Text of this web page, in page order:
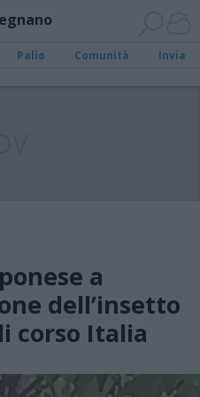
Palio Comunità Invia
a
dell’insetto
corso Italia